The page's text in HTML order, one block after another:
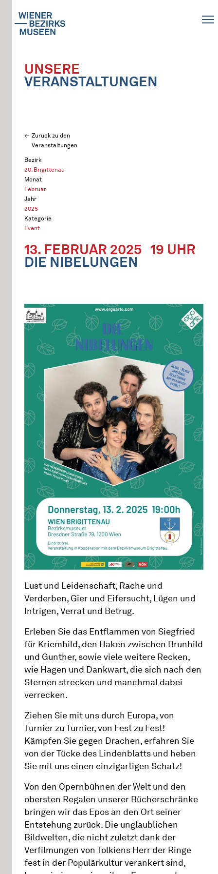
UNSERE
VERANSTALTUNGEN
Zurück zu den
Veranstaltungen
Bezirk
20. Brigittenau
Monat
Februar
Jahr
2025
Kategorie
Event
13. FEBRUAR 2025 19 UHR
DIE NIBELUNGEN
Lust und Leidenschaft, Rache und
Verderben, Gier und Eifersucht, Lügen und
Intrigen, Verrat und Betrug.
Erleben Sie das Entflammen von Siegfried
für Kriemhild, den Haken zwischen Brunhild
und Gunther, sowie viele weitere Recken,
wie Hagen und Dankwart, die sich nach den
Sternen strecken und manchmal dabei
verrecken.
Ziehen Sie mit uns durch Europa, von
Turnier zu Turnier, von Fest zu Fest!
Kämpfen Sie gegen Drachen, erfahren Sie
von der Tücke des Lindenblatts und heben
Sie mit uns einen einzigartigen Schatz!
Von den Opernbühnen der Welt und den
obersten Regalen unserer Bücherschränke
bringen wir das Epos an den Ort seiner
Entstehung zurück. Die unglaublichen
Bildwelten, die nicht zuletzt dank der
Verfilmungen von Tolkiens Herr der Ringe
fest in der Populärkultur verankert sind,